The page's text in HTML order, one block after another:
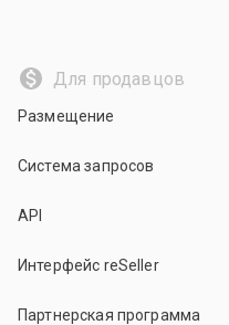
Для продавцов
Размещение
Система запросов
API
Интерфейс reSeller
Партнерская программа